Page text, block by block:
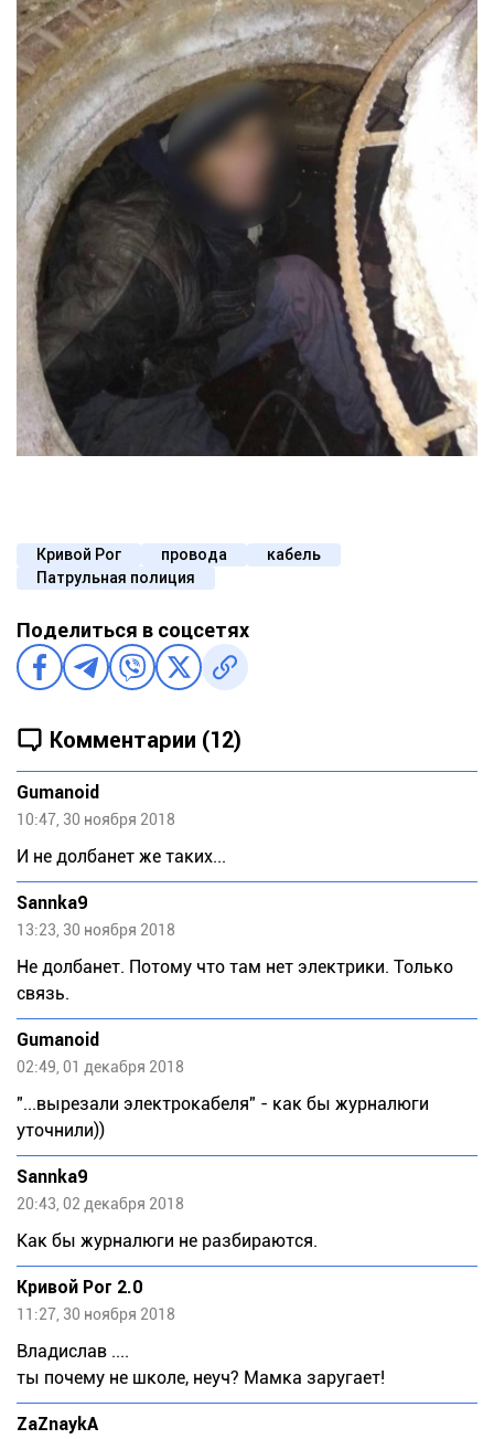
Кривой Рог провода
кабель
Патрульная полиция
Поделиться в соцсетях
Комментарии (12)
Gumanoid
10:47, 30 ноября 2018
И не долбанет же таких...
Sannka9
13:23, 30 ноября 2018
Не долбанет. Потому что там нет электрики. Только
связь.
Gumanoid
02:49, 01 декабря 2018
"...вырезали электрокабеля" - как бы журналюги
уточнили))
Sannka9
20:43, 02 декабря 2018
Как бы журналюги не разбираются.
Кривой Poг 2.0
11:27, 30 ноября 2018
Bладислав ....
ты почему не школе, неуч? Мамка заругает!
ZaZnaykA